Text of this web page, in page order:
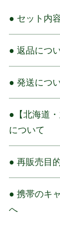
● セット内
USB ケーブ
※対象年齢：3
● 返品につ
しては未使用
承りかねます
から7日を過
● 発送につ
します。
※プリオーダ
の発送まで7日
その場合は目
のでご確認く
※ゴールデン
スマス繁忙期
日数を要する
た休業期間前
前の発送スケ
●【北海道
について
の地域に当た
送料未購入の
ただいてから
● 再販売目
は固くお断り
● 携帯のキャリアメールをお使いのお客様
へ